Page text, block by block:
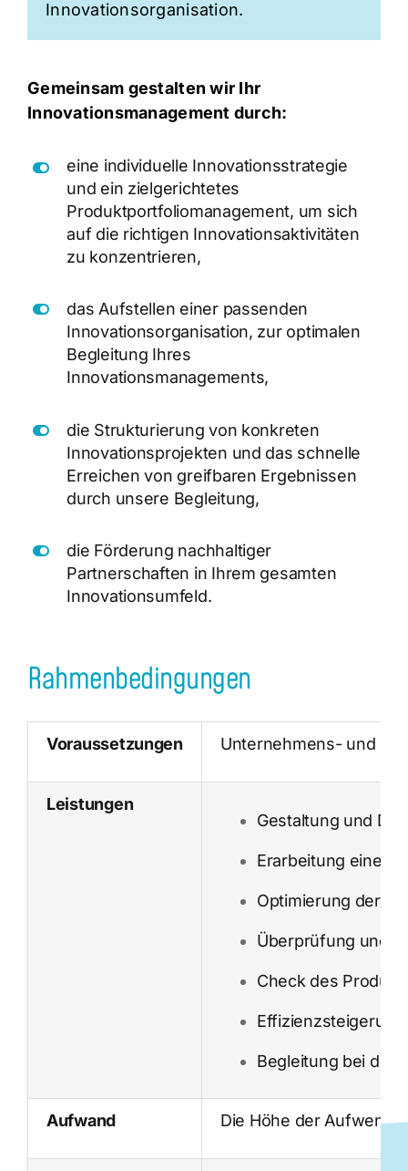
Innovationsorganisation.
Gemeinsam gestalten wir Ihr
Innovationsmanagement durch:
eine individuelle Innovationsstrategie
und ein zielgerichtetes
Produktportfoliomanagement, um sich
auf die richtigen Innovationsaktivitäten
zu konzentrieren,
das Aufstellen einer passenden
Innovationsorganisation, zur optimalen
Begleitung Ihres
Innovationsmanagements,
die Strukturierung von konkreten
Innovationsprojekten und das schnelle
Erreichen von greifbaren Ergebnissen
durch unsere Begleitung,
die Förderung nachhaltiger
Partnerschaften in Ihrem gesamten
Innovationsumfeld.
Rahmenbedingungen
Voraussetzungen Unternehmens- und
Leistungen
Gestaltung und
Erarbeitung einer
Optimierung der
Überprüfung und
Check des
Begleitung bei der
Aufwand Die Höhe der